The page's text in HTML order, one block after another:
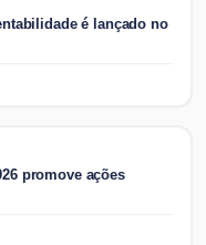
é lançado no
promove ações